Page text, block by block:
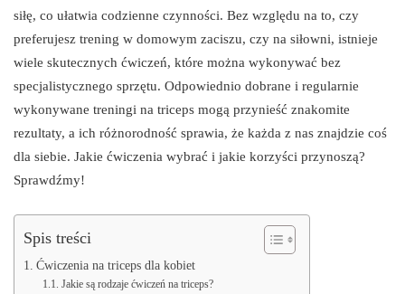
siłę, co ułatwia codzienne czynności. Bez względu na to, czy
preferujesz trening w domowym zaciszu, czy na siłowni, istnieje
wiele skutecznych ćwiczeń, które można wykonywać bez
specjalistycznego sprzętu. Odpowiednio dobrane i regularnie
wykonywane treningi na triceps mogą przynieść znakomite
rezultaty, a ich różnorodność sprawia, że każda z nas znajdzie coś
dla siebie. Jakie ćwiczenia wybrać i jakie korzyści przynoszą?
Sprawdźmy!
Spis treści
Ćwiczenia na triceps dla kobiet
Jakie są rodzaje ćwiczeń na triceps?